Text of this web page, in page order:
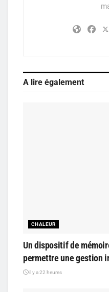
A lire également
CHALEUR
Un dispositif de
permettre une gestion
il y a 22 heures